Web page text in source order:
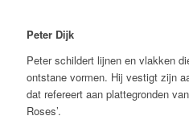
Peter Dijk
Peter schildert lijnen en vlakken
ontstane vormen. Hij vestigt zijn
dat refereert aan plattegronden
Roses’.